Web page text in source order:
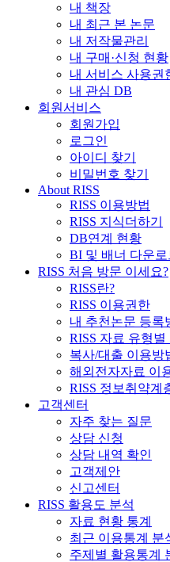
내 책장
내 최근 본 논문
내 저작물관리
내 구매·신청 현황
내 서비스 사용권
내 관심 DB
회원서비스
회원가입
로그인
아이디 찾기
비밀번호 찾기
About RISS
RISS 이용방법
RISS 지식더하기
DB연계 현황
BI 및 배너 다운로
RISS 처음 방문 이세요?
RISS란?
RISS 이용권한
내 추천논문 등록
RISS 자료 유형별
복사/대출 이용방
해외전자자료 이
RISS 정보취약계
고객센터
자주 찾는 질문
상담 신청
상담 내역 확인
고객제안
신고센터
RISS 활용도 분석
자료 현황 통계
최근 이용통계 분
주제별 활용통계